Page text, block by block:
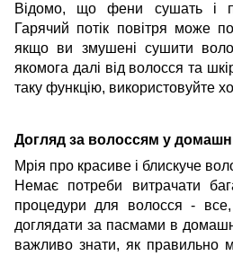
Відомо, що фени сушать і
Гарячий потік повітря може
якщо ви змушені сушити
якомога далі від волосся та
таку функцію, використовуйте
Догляд за волоссям у
Мрія про красиве і блискуче
Немає потреби витрачати
процедури для волосся -
доглядати за пасмами в
важливо знати, як правильно